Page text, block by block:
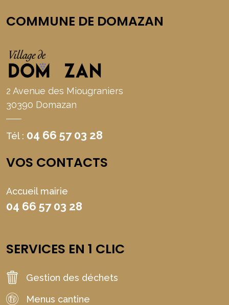
COMMUNE DE DOMAZAN
2 Avenue des Miougraniers
30390 Domazan
Tél : 04 66 57 03 28
VOS CONTACTS
Accueil mairie
04 66 57 03 28
SERVICES EN 1 CLIC
Gestion des déchets
Menus cantine